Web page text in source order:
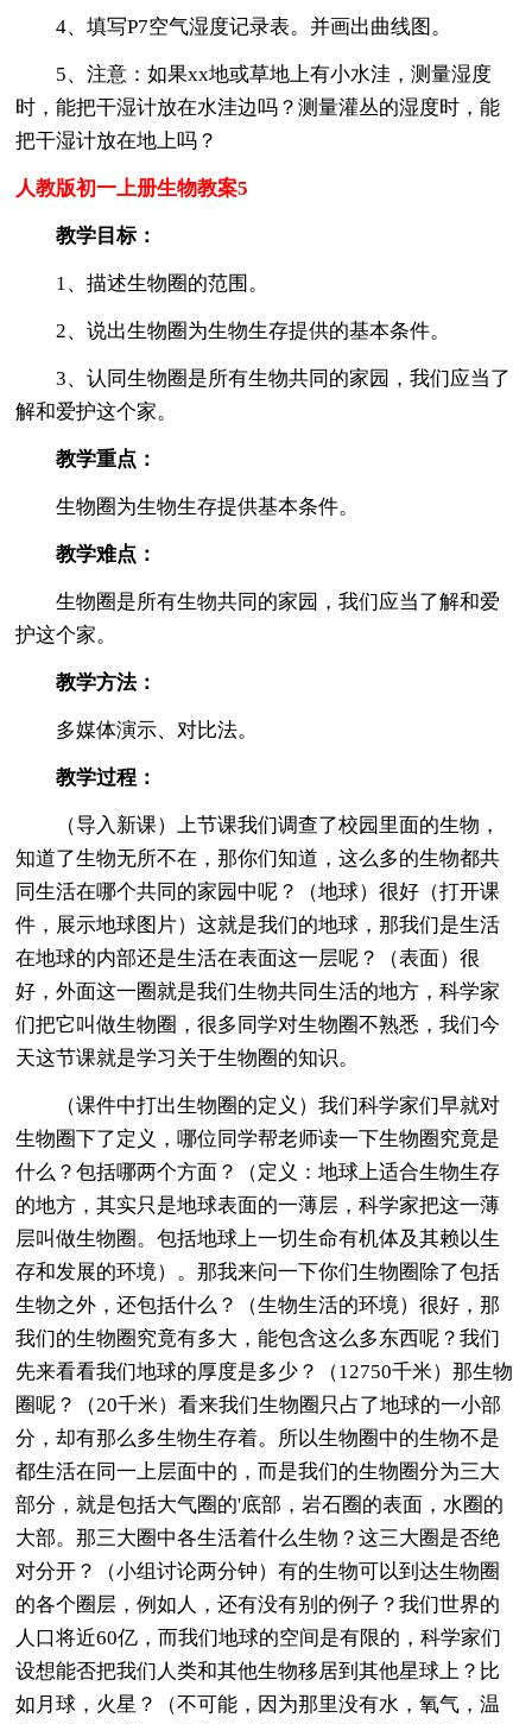
4、填写P7空气湿度记录表。并画出曲线图。
5、注意：如果xx地或草地上有小水洼，测量湿度
时，能把干湿计放在水洼边吗？测量灌丛的湿度时，能
把干湿计放在地上吗？
人教版初一上册生物教案5
教学目标：
1、描述生物圈的范围。
2、说出生物圈为生物生存提供的基本条件。
3、认同生物圈是所有生物共同的家园，我们应当了
解和爱护这个家。
教学重点：
生物圈为生物生存提供基本条件。
教学难点：
生物圈是所有生物共同的家园，我们应当了解和爱
护这个家。
教学方法：
多媒体演示、对比法。
教学过程：
（导入新课）上节课我们调查了校园里面的生物，
知道了生物无所不在，那你们知道，这么多的生物都共
同生活在哪个共同的家园中呢？（地球）很好（打开课
件，展示地球图片）这就是我们的地球，那我们是生活
在地球的内部还是生活在表面这一层呢？（表面）很
好，外面这一圈就是我们生物共同生活的地方，科学家
们把它叫做生物圈，很多同学对生物圈不熟悉，我们今
天这节课就是学习关于生物圈的知识。
（课件中打出生物圈的定义）我们科学家们早就对
生物圈下了定义，哪位同学帮老师读一下生物圈究竟是
什么？包括哪两个方面？（定义：地球上适合生物生存
的地方，其实只是地球表面的一薄层，科学家把这一薄
层叫做生物圈。包括地球上一切生命有机体及其赖以生
存和发展的环境）。那我来问一下你们生物圈除了包括
生物之外，还包括什么？（生物生活的环境）很好，那
我们的生物圈究竟有多大，能包含这么多东西呢？我们
先来看看我们地球的厚度是多少？（12750千米）那生物
圈呢？（20千米）看来我们生物圈只占了地球的一小部
分，却有那么多生物生存着。所以生物圈中的生物不是
都生活在同一上层面中的，而是我们的生物圈分为三大
部分，就是包括大气圈的'底部，岩石圈的表面，水圈的
大部。那三大圈中各生活着什么生物？这三大圈是否绝
对分开？（小组讨论两分钟）有的生物可以到达生物圈
的各个圈层，例如人，还有没有别的例子？我们世界的
人口将近60亿，而我们地球的空间是有限的，科学家们
设想能否把我们人类和其他生物移居到其他星球上？比
如月球，火星？（不可能，因为那里没有水，氧气，温